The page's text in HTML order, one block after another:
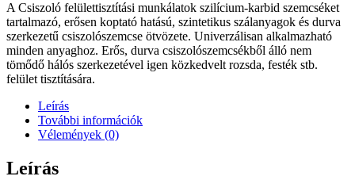
A Csiszoló felülettisztítási munkálatok szilícium-karbid szemcséket
tartalmazó, erősen koptató hatású, szintetikus szálanyagok és durva
szerkezetű csiszolószemcse ötvözete. Univerzálisan alkalmazható
minden anyaghoz. Erős, durva csiszolószemcsékből álló nem
tömődő hálós szerkezetével igen közkedvelt rozsda, festék stb.
felület tisztítására.
Leírás
További információk
Vélemények (0)
Leírás